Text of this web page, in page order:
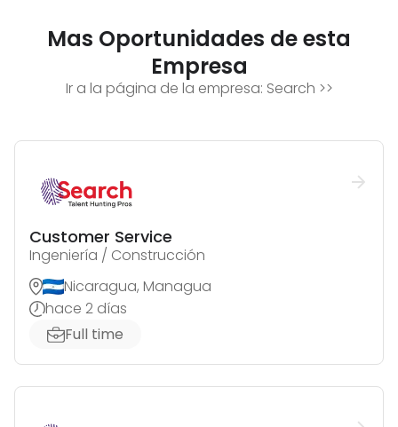
Mas Oportunidades de esta
Empresa
Ir a la página de la empresa: Search >>
Customer Service
Ingeniería / Construcción
Nicaragua, Managua
hace 2 días
Full time